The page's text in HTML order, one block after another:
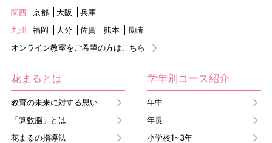
関西
京都 大阪
兵庫
九州
福岡 大分 佐賀 熊本
長崎
オンライン教室をご希望の方はこちら
花まるとは
教育の未来に対する思い
「算数脳」とは
花まるの指導法
学年別コース紹介
年中
年長
小学校1~3年